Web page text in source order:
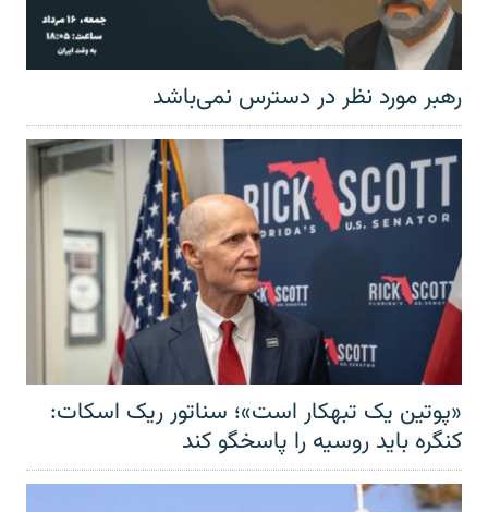
رهبر مورد نظر در دسترس نمی‌باشد
«پوتین یک تبهکار است»؛ سناتور ریک اسکات:
کنگره باید روسیه را پاسخگو کند